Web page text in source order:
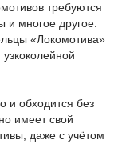
требуются
и многое другое.
«Локомотива»
и обходится без
имеет свой
даже с учётом